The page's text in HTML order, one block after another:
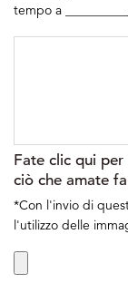
tempo a
Fate clic qui
ciò che amate
*Con l'invio di
l'utilizzo delle